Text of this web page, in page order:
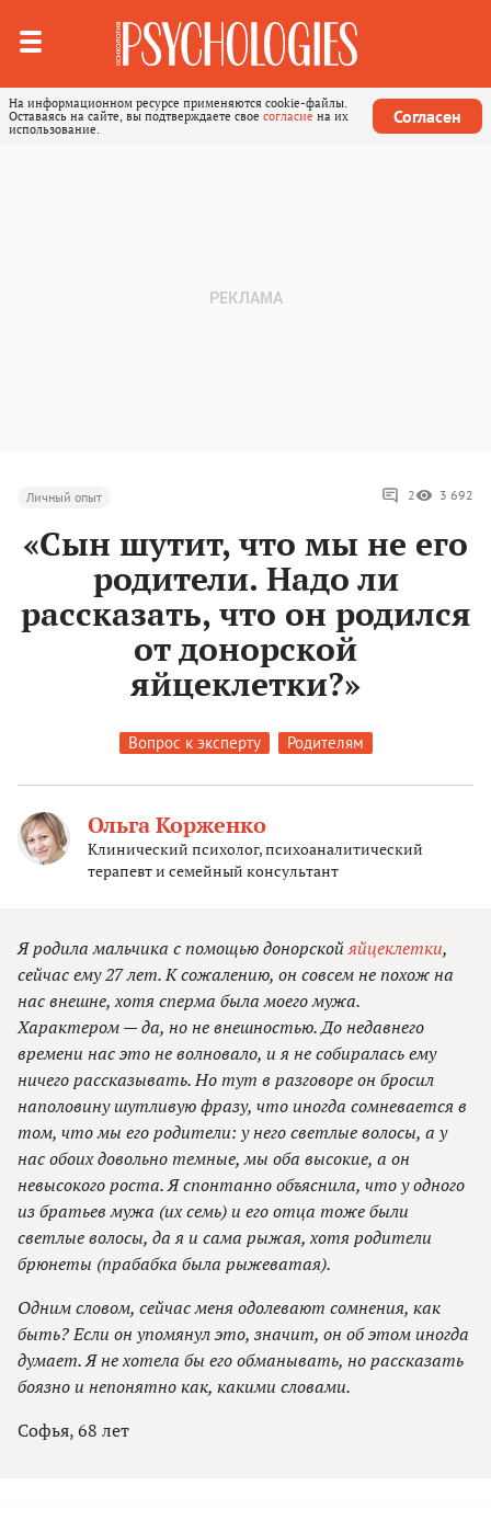
На информационном ресурсе применяются cookie-файлы.
Оставаясь на сайте, вы подтверждаете свое согласие на их
использование.
Согласен
Личный опыт 2 3 692
«Сын шутит, что мы не его
родители. Надо ли
рассказать, что он родился
от донорской
яйцеклетки?»
Вопрос к эксперту Родителям
Ольга Корженко
Клинический психолог, психоаналитический
терапевт и семейный консультант
Я родила мальчика с помощью донорскойяйцеклетки,
сейчас ему 27 лет. К сожалению, он совсем не похож на
нас внешне, хотя сперма была моего мужа.
Характером — да, но не внешностью. До недавнего
времени нас это не волновало, и я не собиралась ему
ничего рассказывать. Но тут в разговоре он бросил
наполовину шутливую фразу, что иногда сомневается в
том, что мы его родители: у него светлые волосы, а у
нас обоих довольно темные, мы оба высокие, а он
невысокого роста. Я спонтанно объяснила, что у одного
из братьев мужа (их семь) и его отца тоже были
светлые волосы, да я и сама рыжая, хотя родители
брюнеты (прабабка была рыжеватая).
Одним словом, сейчас меня одолевают сомнения, как
быть? Если он упомянул это, значит, он об этом иногда
думает. Я не хотела бы его обманывать, но рассказать
боязно и непонятно как, какими словами.
Софья, 68 лет